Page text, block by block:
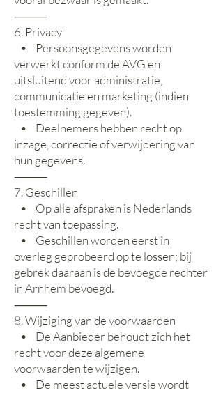
⸻
6. Privacy
• Persoonsgegevens worden
verwerkt conform de AVG en
uitsluitend voor administratie,
communicatie en marketing (indien
toestemming gegeven).
• Deelnemers hebben recht op
inzage, correctie of verwijdering van
hun gegevens.
⸻
7. Geschillen
• Op alle afspraken is Nederlands
recht van toepassing.
• Geschillen worden eerst in
overleg geprobeerd op te lossen; bij
gebrek daaraan is de bevoegde rechter
in Arnhem bevoegd.
⸻
8. Wijziging van de voorwaarden
• De Aanbieder behoudt zich het
recht voor deze algemene
voorwaarden te wijzigen.
• De meest actuele versie wordt